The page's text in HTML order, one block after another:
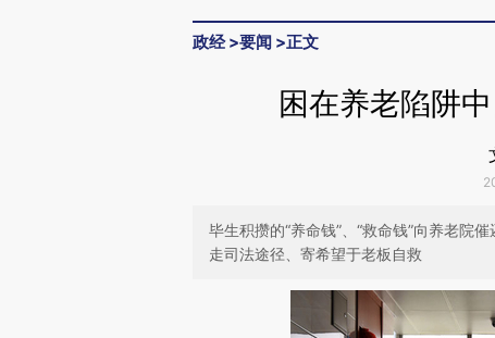
政经>要闻 >正文
困在养老陷阱
毕生积攒的“养命钱”、“救命钱”向养老院
走司法途径、寄希望于老板自救